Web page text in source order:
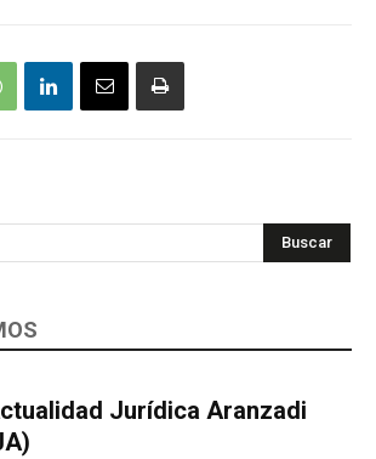
Buscar
Jurídica Aranzadi